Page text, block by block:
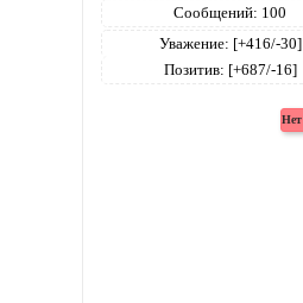
Сообщений: 100
Уважение: [+416/-30]
Позитив: [+687/-16]